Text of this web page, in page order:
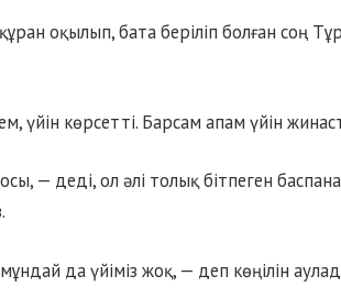
құран оқылып, бата беріліп болған соң
үйін көрсетті. Барсам апам үйін
— деді, ол әлі толық бітпеген
да үйіміз жоқ, — деп көңілін